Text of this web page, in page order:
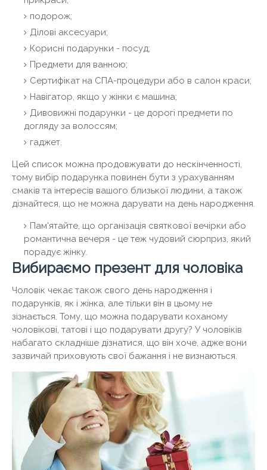
подорож;
Ділові аксесуари;
Корисні подарунки - посуд;
Предмети для ванною;
Сертифікат на СПА-процедури або в салон краси;
Навігатор, якщо у жінки є машина;
Дивовижні подарунки - це дорогі предмети по
догляду за волоссям;
гаджет.
Цей список можна продовжувати до нескінченності,
тому вибір подарунка повинен бути з урахуванням
смаків та інтересів вашого близької людини, а також
дізнайтеся, що не можна дарувати на день народження.
Пам'ятайте, що організація святкової вечірки або
романтична вечеря - це теж чудовий сюрприз, який
порадує жінку.
Вибираємо презент для чоловіка
Чоловік чекає також свого день народження і
подарунків, як і жінка, але тільки він в цьому не
зізнається. Тому, що можна подарувати коханому
чоловікові, татові і що подарувати другу? У чоловіків
набагато складніше дізнатися, що він хоче, адже вони
зазвичай приховують свої бажання і не визнаються.